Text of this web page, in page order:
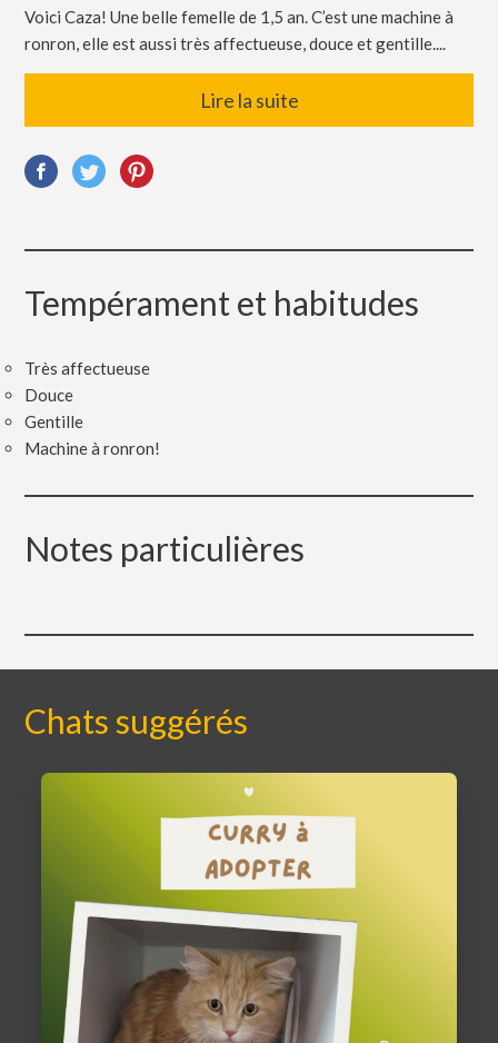
Voici Caza! Une belle femelle de 1,5 an. C’est une machine à
ronron, elle est aussi très affectueuse, douce et gentille....
Lire la suite
Tempérament et habitudes
Très affectueuse
Douce
Gentille
Machine à ronron!
Notes particulières
Chats suggérés